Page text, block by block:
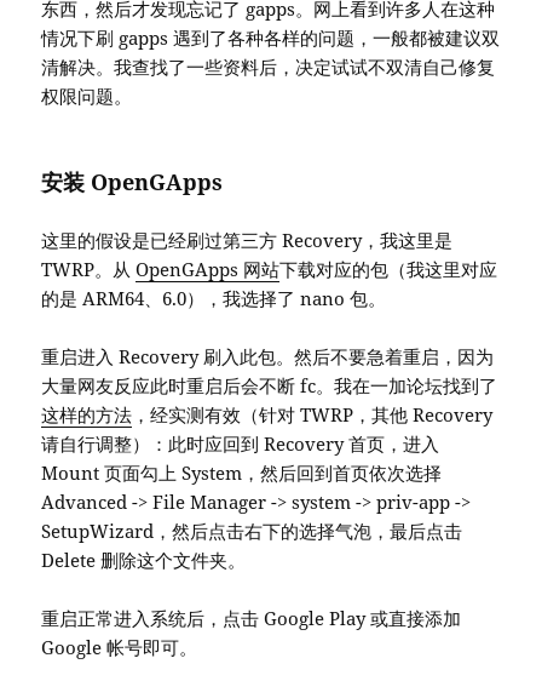
东西，然后才发现忘记了 gapps。网上看到许多人在这种
情况下刷 gapps 遇到了各种各样的问题，一般都被建议双
清解决。我查找了一些资料后，决定试试不双清自己修复
权限问题。
安装 OpenGApps
这里的假设是已经刷过第三方 Recovery，我这里是
TWRP。从OpenGApps 网站下载对应的包（我这里对应
的是 ARM64、6.0），我选择了 nano 包。
重启进入 Recovery 刷入此包。然后不要急着重启，因为
大量网友反应此时重启后会不断 fc。我在一加论坛找到了
这样的方法 ，经实测有效（针对 TWRP，其他 Recovery
请自行调整）：此时应回到 Recovery 首页，进入
Mount 页面勾上 System，然后回到首页依次选择
Advanced -> File Manager -> system -> priv-app ->
SetupWizard，然后点击右下的选择气泡，最后点击
Delete 删除这个文件夹。
重启正常进入系统后，点击 Google Play 或直接添加
Google 帐号即可。